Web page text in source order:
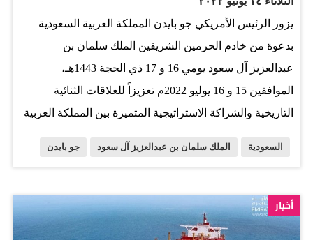
يزور الرئيس الأمريكي جو بايدن المملكة العربية السعودية
بدعوة من خادم الحرمين الشريفين الملك سلمان بن
عبدالعزيز آل سعود يومي 16 و 17 ذي الحجة 1443هـ،
الموافقين 15 و 16 يوليو 2022م تعزيزاً للعلاقات الثنائية
التاريخية والشراكة الاستراتيجية المتميزة بين المملكة العربية
الرئيس الأمريكي بايدن بخادم الحرمين الشريفين الملك
سلمان بن عبدالعزيز آل سعود، والأمير محمد بن سلمان بن
السعودية الملك سلمان بن عبدالعزيز آل سعود جو بايدن
أخبار